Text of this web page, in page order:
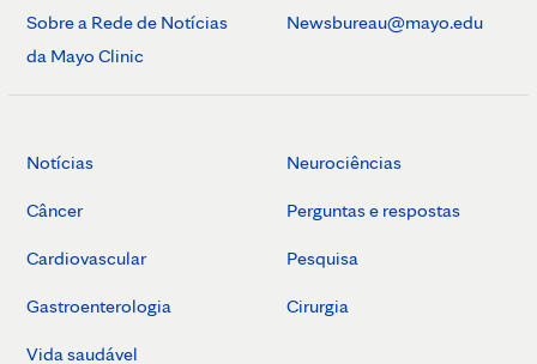
Sobre a Rede de Notícias
da Mayo Clinic
Newsbureau@mayo.edu
Notícias
Câncer
Cardiovascular
Gastroenterologia
Vida saudável
Neurociências
Perguntas e respostas
Pesquisa
Cirurgia